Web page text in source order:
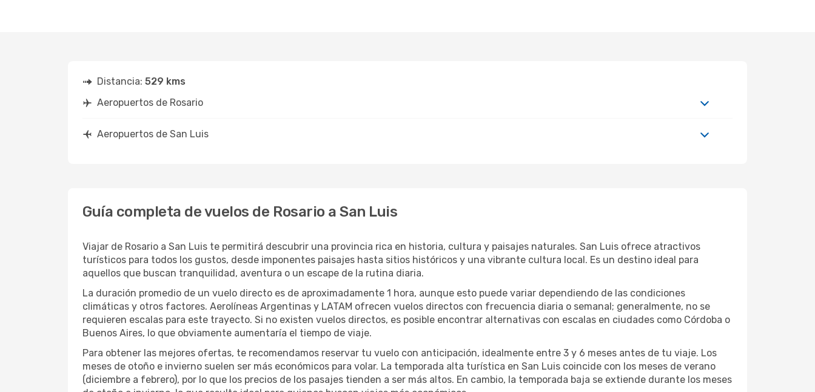
Distancia: 529 kms
Aeropuertos de Rosario
Aeropuertos de San Luis
Guía completa de vuelos de Rosario a San Luis
Viajar de Rosario a San Luis te permitirá descubrir una provincia rica en historia, cultura y paisajes naturales. San Luis ofrece atractivos
turísticos para todos los gustos, desde imponentes paisajes hasta sitios históricos y una vibrante cultura local. Es un destino ideal para
aquellos que buscan tranquilidad, aventura o un escape de la rutina diaria.
La duración promedio de un vuelo directo es de aproximadamente 1 hora, aunque esto puede variar dependiendo de las condiciones
climáticas y otros factores. Aerolíneas Argentinas y LATAM ofrecen vuelos directos con frecuencia diaria o semanal; generalmente, no se
requieren escalas para este trayecto. Si no existen vuelos directos, es posible encontrar alternativas con escalas en ciudades como Córdoba o
Buenos Aires, lo que obviamente aumentaría el tiempo de viaje.
Para obtener las mejores ofertas, te recomendamos reservar tu vuelo con anticipación, idealmente entre 3 y 6 meses antes de tu viaje. Los
meses de otoño e invierno suelen ser más económicos para volar. La temporada alta turística en San Luis coincide con los meses de verano
(diciembre a febrero), por lo que los precios de los pasajes tienden a ser más altos. En cambio, la temporada baja se extiende durante los meses